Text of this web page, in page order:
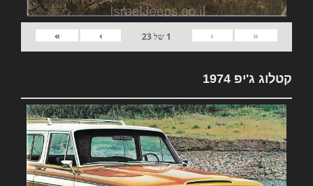
«
‹
1 של23
›
»
קטלוג ג'יפ 1974